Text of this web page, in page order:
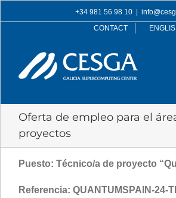
to
+34 981 56 98 10
CONTACT
Oferta de empleo para el
proyectos
Puesto: Técnico/a de proyecto
Referencia: QUANTUMSPAIN-24-